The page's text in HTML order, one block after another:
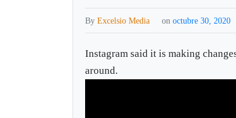
ByExcelsio Media onoctubre 30, 2020
Instagram said it is making
around.